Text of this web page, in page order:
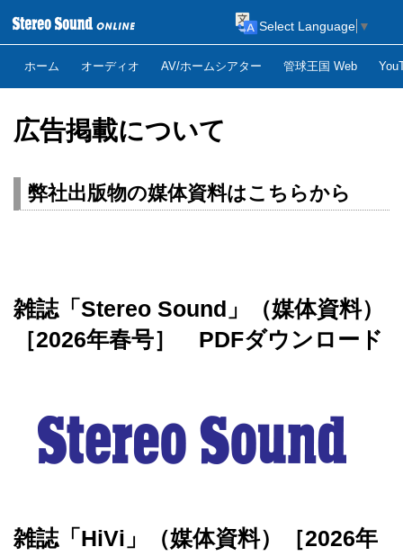
ホーム オーディオ AV/ホームシアター 管球王国 Web
Select Language ▼
広告掲載について
弊社出版物の媒体資料はこちらから
雑誌「Stereo Sound」（媒体資料）
［2026年春号］ PDFダウンロード
雑誌「HiVi」（媒体資料）［2026年